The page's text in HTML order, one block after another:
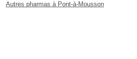
Autres pharmas à Pont-à-Mousson